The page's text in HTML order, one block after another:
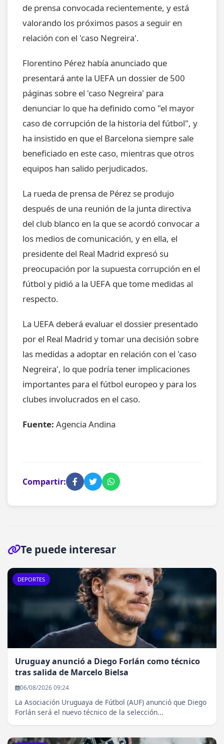
de prensa convocada recientemente, y está
valorando los próximos pasos a seguir en
relación con el 'caso Negreira'.
Florentino Pérez había anunciado que
presentará ante la UEFA un dossier de 500
páginas sobre el 'caso Negreira' para
denunciar lo que ha definido como "el mayor
caso de corrupción de la historia del fútbol", y
ha insistido en que el Barcelona siempre sale
beneficiado en este caso, mientras que otros
equipos han salido perjudicados.
La rueda de prensa de Pérez se produjo
después de una reunión de la junta directiva
del club blanco en la que se acordó convocar a
los medios de comunicación, y en ella, el
presidente del Real Madrid expresó su
preocupación por la supuesta corrupción en el
fútbol y pidió a la UEFA que tome medidas al
respecto.
La UEFA deberá evaluar el dossier presentado
por el Real Madrid y tomar una decisión sobre
las medidas a adoptar en relación con el 'caso
Negreira', lo que podría tener implicaciones
importantes para el fútbol europeo y para los
clubes involucrados en el caso.
Fuente: Agencia Andina
Compartir:
Te puede interesar
DEPORTES
Uruguay anunció a Diego Forlán como técnico
tras salida de Marcelo Bielsa
06/08/2026 09:24
La Asociación Uruguaya de Fútbol (AUF) anunció que Diego
Forlán será el nuevo técnico de la selección...